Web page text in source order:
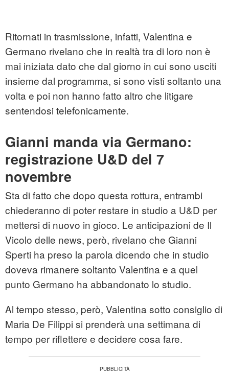
Ritornati in trasmissione, infatti, Valentina e
Germano rivelano che in realtà tra di loro non è
mai iniziata dato che dal giorno in cui sono usciti
insieme dal programma, si sono visti soltanto una
volta e poi non hanno fatto altro che litigare
sentendosi telefonicamente.
Gianni manda via Germano:
registrazione U&D del 7
novembre
Sta di fatto che dopo questa rottura, entrambi
chiederanno di poter restare in studio a U&D per
mettersi di nuovo in gioco. Le anticipazioni de Il
Vicolo delle news, però, rivelano che Gianni
Sperti ha preso la parola dicendo che in studio
doveva rimanere soltanto Valentina e a quel
punto Germano ha abbandonato lo studio.
Al tempo stesso, però, Valentina sotto consiglio di
Maria De Filippi si prenderà una settimana di
tempo per riflettere e decidere cosa fare.